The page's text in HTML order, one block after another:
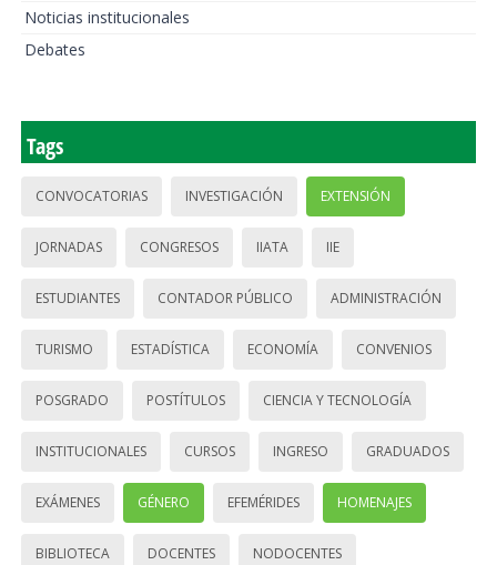
Noticias institucionales
Debates
Tags
CONVOCATORIAS INVESTIGACIÓN EXTENSIÓN
JORNADAS CONGRESOS IIATA IIE
ESTUDIANTES CONTADOR PÚBLICO ADMINISTRACIÓN
TURISMO ESTADÍSTICA ECONOMÍA CONVENIOS
POSGRADO POSTÍTULOS CIENCIA Y TECNOLOGÍA
INSTITUCIONALES CURSOS INGRESO GRADUADOS
EXÁMENES GÉNERO EFEMÉRIDES HOMENAJES
BIBLIOTECA DOCENTES NODOCENTES